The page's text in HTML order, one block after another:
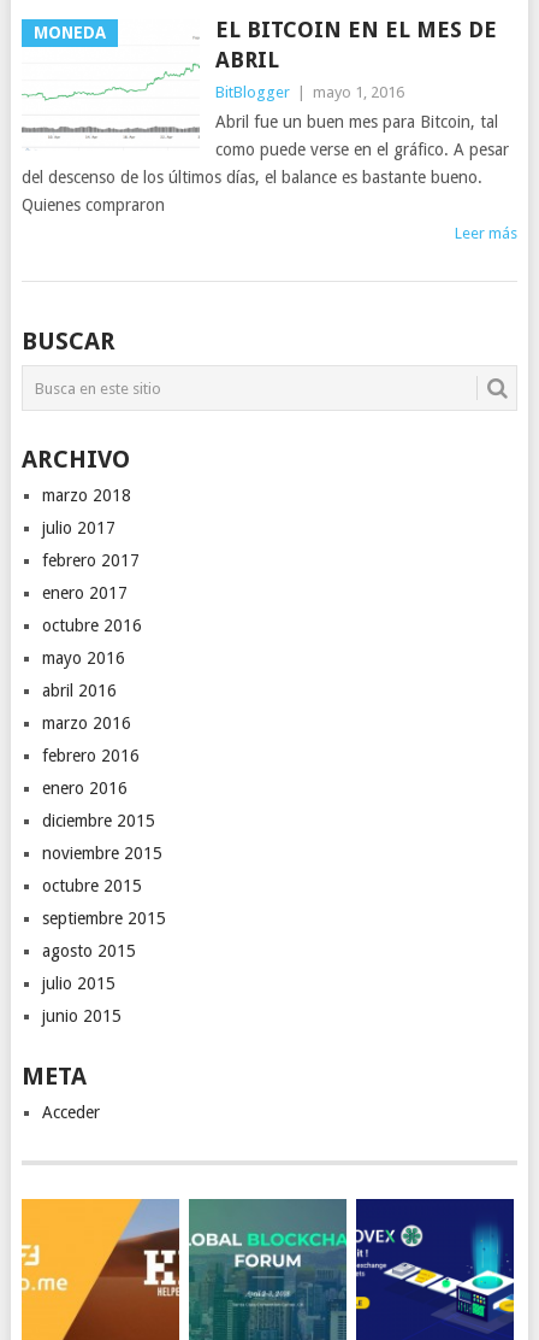
MONEDA
EL BITCOIN EN EL MES DE
ABRIL
BitBlogger mayo 1, 2016
Abril fue un buen mes para Bitcoin, tal
como puede verse en el gráfico. A pesar
del descenso de los últimos días, el balance es bastante bueno.
Quienes compraron
Leer más
NAVEGACIÓN
DE
POSTS
BUSCAR
ARCHIVO
marzo 2018
julio 2017
febrero 2017
enero 2017
octubre 2016
mayo 2016
abril 2016
marzo 2016
febrero 2016
enero 2016
diciembre 2015
noviembre 2015
octubre 2015
septiembre 2015
agosto 2015
julio 2015
junio 2015
META
Acceder